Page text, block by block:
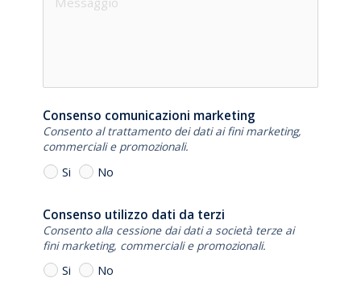
Consenso comunicazioni marketing
Consento al trattamento dei dati ai fini marketing,
commerciali e promozionali.
Si No
Consenso utilizzo dati da terzi
Consento alla cessione dai dati a società terze ai
fini marketing, commerciali e promozionali.
Si No